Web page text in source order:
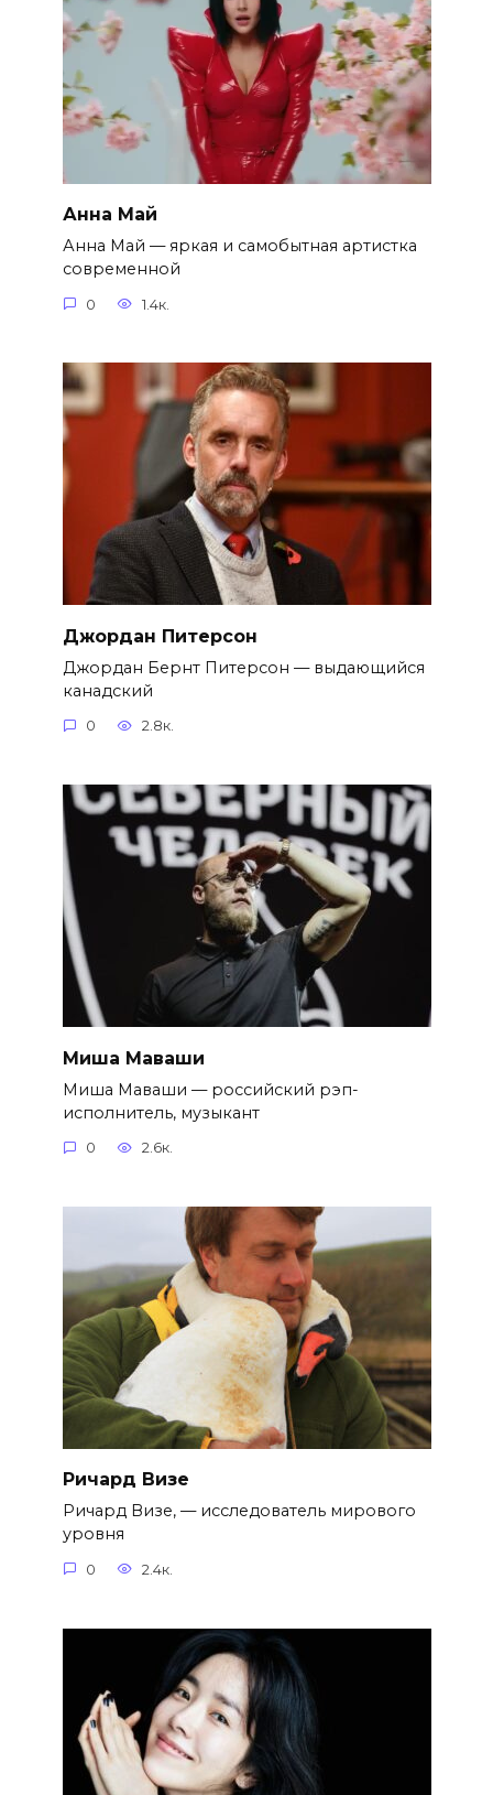
Анна Май
Анна Май — яркая и самобытная артистка
современной
0 1.4к.
Джордан Питерсон
Джордан Бернт Питерсон — выдающийся
канадский
0 2.8к.
Миша Маваши
Миша Маваши — российский рэп-
исполнитель, музыкант
0 2.6к.
Ричард Визе
Ричард Визе, — исследователь мирового
уровня
0 2.4к.